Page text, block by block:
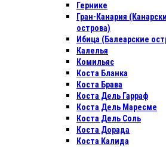
Гернике
Гран-Канария
острова)
Ибица (Балеарские
Калелья
Комильяс
Коста Бланка
Коста Брава
Коста Дель Гарраф
Коста Дель Маресме
Коста Дель Соль
Коста Дорада
Коста Калида